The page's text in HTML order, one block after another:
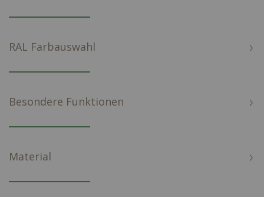
RAL Farbauswahl
Besondere Funktionen
Material